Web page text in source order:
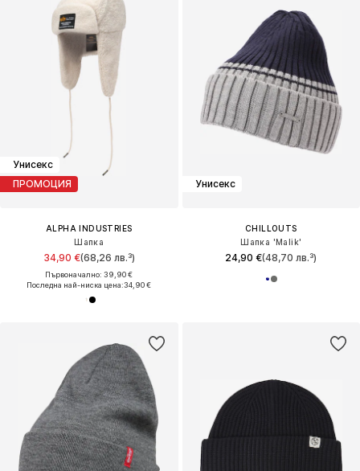
Унисекс
ПРОМОЦИЯ
ALPHA INDUSTRIES
Шапка
34,90 €(68,26 лв.³)
Първоначално: 39,90 €
Последна най-ниска цена:34,90 €
Унисекс
CHILLOUTS
Шапка 'Malik'
24,90 €(48,70 лв.³)